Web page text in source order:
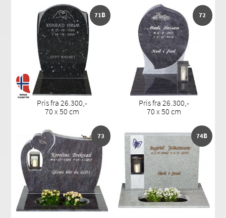
71B
Pris fra 26.300,-
70 x 50 cm
72
Pris fra 26.300,-
70 x 50 cm
73 74B